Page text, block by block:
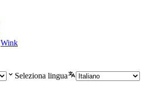
Wink
Seleziona lingua